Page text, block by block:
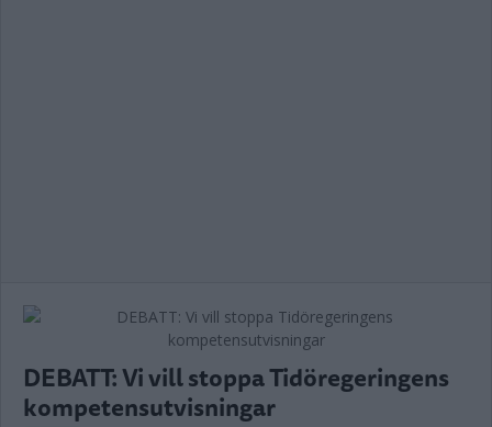
DEBATT: Vi vill stoppa Tidöregeringens
kompetensutvisningar